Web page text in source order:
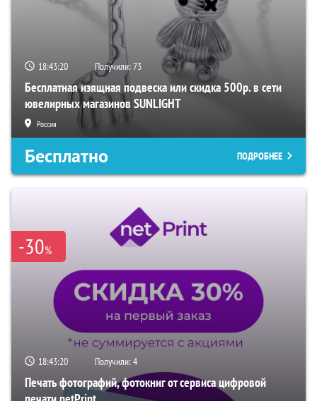
18:43:19 Получили:73
Бесплатная изящная подвеска или скидка 500р. в сети
ювелирных магазинов SUNLIGHT
Россия
Бесплатно ПОДРОБНЕЕ
-30%
18:43:19 Получили:4
Печать фотографий, фотокниг от сервиса цифровой